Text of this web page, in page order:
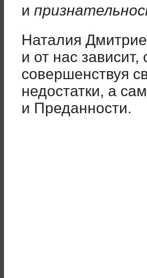
и
Наталия
и от нас
совершенствуя
недостатки, а
и Преданности.